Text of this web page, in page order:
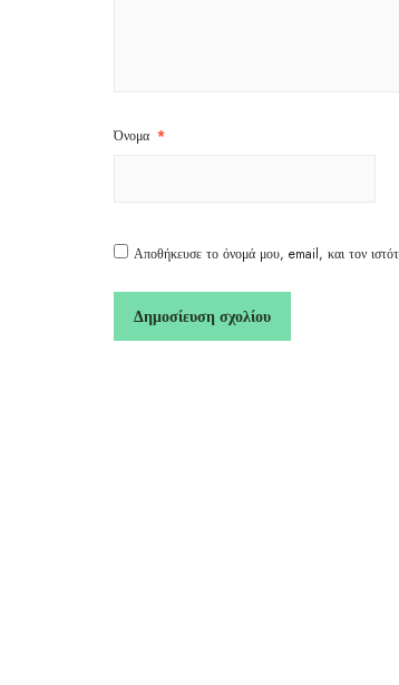
Όνομα *
Αποθήκευσε το όνομά μου, email, και τον